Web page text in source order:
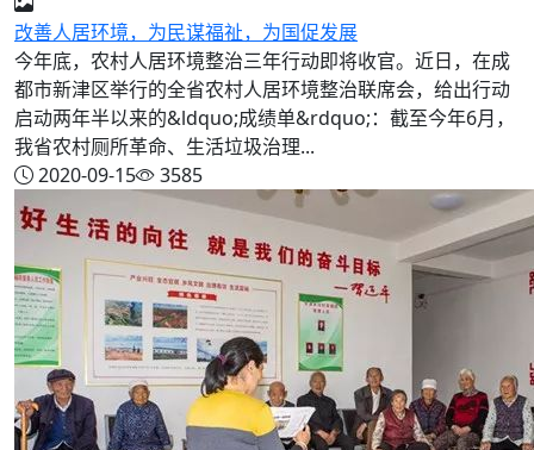
改善人居环境，为民谋福祉，为国促发展
今年底，农村人居环境整治三年行动即将收官。近日，在成
都市新津区举行的全省农村人居环境整治联席会，给出行动
启动两年半以来的&ldquo;成绩单&rdquo;：截至今年6月，
我省农村厕所革命、生活垃圾治理...
2020-09-15
3585